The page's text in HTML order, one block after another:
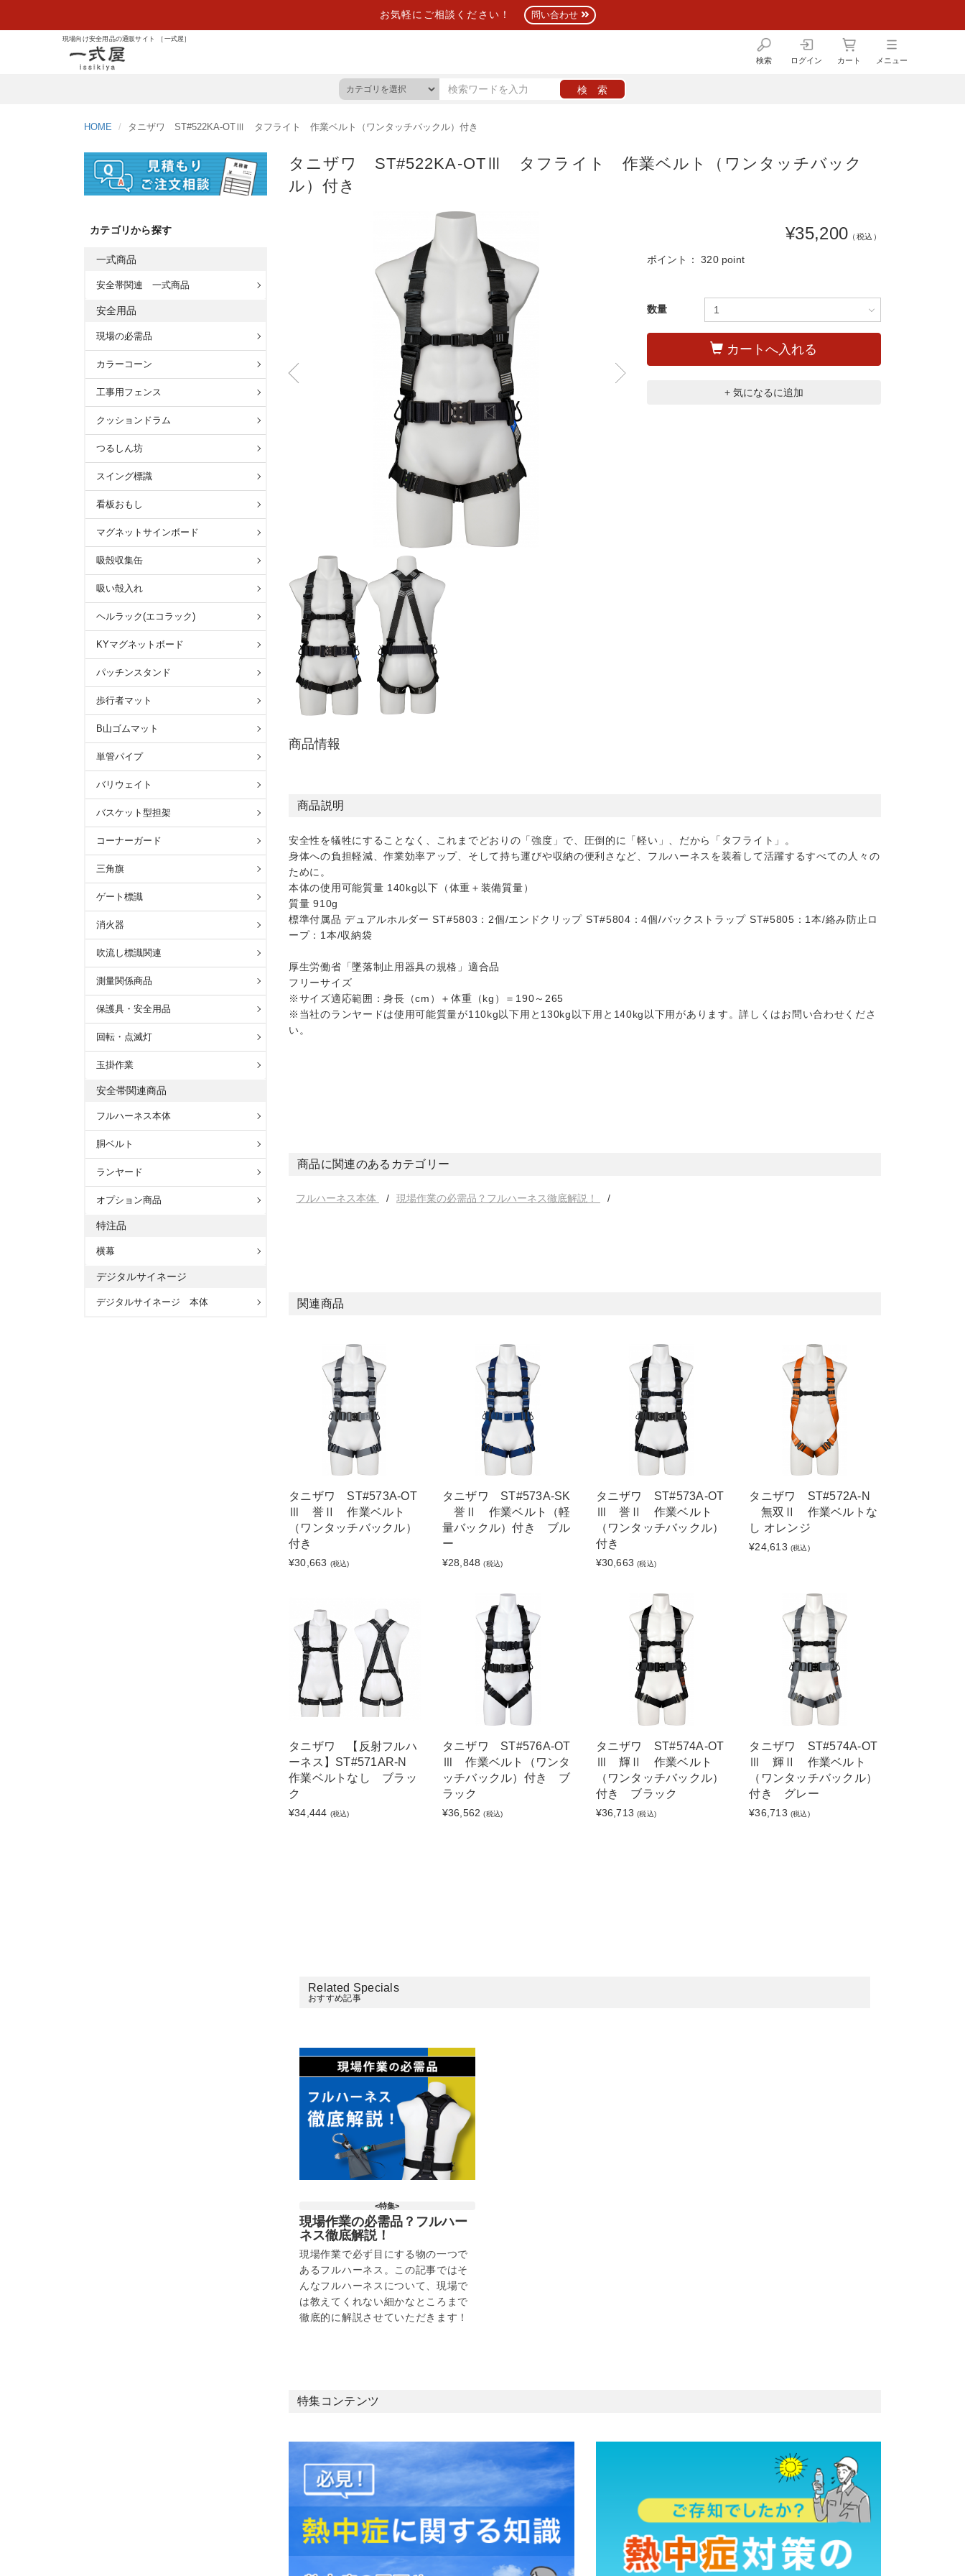
お気軽にご相談ください！ 問い合わせ
現場向け安全用品の通販サイト ［一式屋］
検索 ログイン カート メニュー
HOME タニザワ ST#522KA-OTⅢ タフライト 作業ベルト（ワンタッチバックル）付き
タニザワ ST#522KA-OTⅢ タフライト 作業ベルト（ワンタッチバック
ル）付き
¥35,200 （税込）
ポイント：320 point
数量
カートへ入れる
+ 気になるに追加
商品情報
商品説明
安全性を犠牲にすることなく、これまでどおりの「強度」で、圧倒的に「軽い」、だから「タフライト」。
身体への負担軽減、作業効率アップ、そして持ち運びや収納の便利さなど、フルハーネスを装着して活躍するすべての人々の
ために。
本体の使用可能質量 140kg以下（体重＋装備質量）
質量 910g
標準付属品 デュアルホルダー ST#5803：2個/エンドクリップ ST#5804：4個/バックストラップ ST#5805：1本/絡み防止ロ
ープ：1本/収納袋
厚生労働省「墜落制止用器具の規格」適合品
フリーサイズ
※サイズ適応範囲：身長（cm）＋体重（kg）＝190～265
※当社のランヤードは使用可能質量が110kg以下用と130kg以下用と140kg以下用があります。詳しくはお問い合わせくださ
い。
商品に関連のあるカテゴリー
フルハーネス本体 現場作業の必需品？フルハーネス徹底解説！
関連商品
タニザワ ST#573A-OT
Ⅲ 誉Ⅱ 作業ベルト
（ワンタッチバックル）
付き
¥30,663 (税込)
タニザワ ST#573A-SK
誉Ⅱ 作業ベルト（軽
量バックル）付き ブル
ー
¥28,848 (税込)
タニザワ ST#573A-OT
Ⅲ 誉Ⅱ 作業ベルト
（ワンタッチバックル）
付き
¥30,663 (税込)
タニザワ ST#572A-N
無双Ⅱ 作業ベルトな
し オレンジ
¥24,613 (税込)
タニザワ 【反射フルハ
ーネス】ST#571AR-N
作業ベルトなし ブラッ
ク
¥34,444 (税込)
タニザワ ST#576A-OT
Ⅲ 作業ベルト（ワンタ
ッチバックル）付き ブ
ラック
¥36,562 (税込)
タニザワ ST#574A-OT
Ⅲ 輝Ⅱ 作業ベルト
（ワンタッチバックル）
付き ブラック
¥36,713 (税込)
タニザワ ST#574A-OT
Ⅲ 輝Ⅱ 作業ベルト
（ワンタッチバックル）
付き グレー
¥36,713 (税込)
Related Specials
おすすめ記事
<特集>
現場作業の必需品？フルハー
ネス徹底解説！
現場作業で必ず目にする物の一つで
あるフルハーネス。この記事ではそ
んなフルハーネスについて、現場で
は教えてくれない細かなところまで
徹底的に解説させていただきます！
特集コンテンツ
カテゴリから探す
一式商品
安全帯関連 一式商品
安全用品
現場の必需品
カラーコーン
工事用フェンス
クッションドラム
つるしん坊
スイング標識
看板おもし
マグネットサインボード
吸殻収集缶
吸い殻入れ
ヘルラック(エコラック)
KYマグネットボード
パッチンスタンド
歩行者マット
B山ゴムマット
単管パイプ
バリウェイト
バスケット型担架
コーナーガード
三角旗
ゲート標識
消火器
吹流し標識関連
測量関係商品
保護具・安全用品
回転・点滅灯
玉掛作業
安全帯関連商品
フルハーネス本体
胴ベルト
ランヤード
オプション商品
特注品
横幕
デジタルサイネージ
デジタルサイネージ 本体